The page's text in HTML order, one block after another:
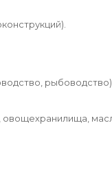
овощехранилища,